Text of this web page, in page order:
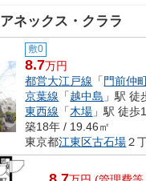
アネックス・クララ
敷0
8.7万円
都営大江戸線 「 門前仲
京葉線 「越中島 」駅 徒
東西線 「木場 」駅 徒歩
築18年 / 19.46㎡
東京都江東区古石場２